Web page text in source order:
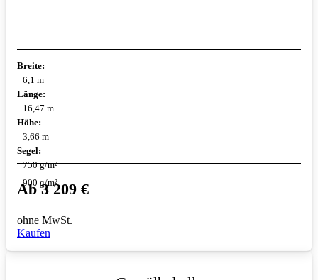
Breite:
6,1 m
Länge:
16,47 m
Höhe:
3,66 m
Segel:
750 g/m²
900 g/m²
Ab3 209 €
ohne MwSt.
Kaufen